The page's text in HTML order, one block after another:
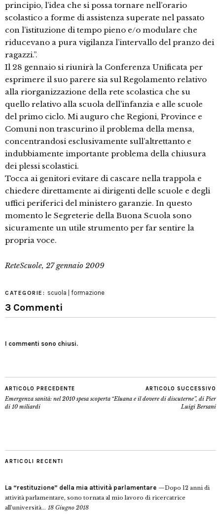
principio, l’idea che si possa tornare nell’orario
scolastico a forme di assistenza superate nel passato
con l’istituzione di tempo pieno e/o modulare che
riducevano a pura vigilanza l’intervallo del pranzo dei
ragazzi.”.
Il 28 gennaio si riunirà la Conferenza Unificata per
esprimere il suo parere sia sul Regolamento relativo
alla riorganizzazione della rete scolastica che su
quello relativo alla scuola dell’infanzia e alle scuole
del primo ciclo. Mi auguro che Regioni, Province e
Comuni non trascurino il problema della mensa,
concentrandosi esclusivamente sull’altrettanto e
indubbiamente importante problema della chiusura
dei plessi scolastici.
Tocca ai genitori evitare di cascare nella trappola e
chiedere direttamente ai dirigenti delle scuole e degli
uffici periferici del ministero garanzie. In questo
momento le Segreterie della Buona Scuola sono
sicuramente un utile strumento per far sentire la
propria voce.
ReteScuole, 27 gennaio 2009
CATEGORIE: scuola | formazione
3 Commenti
I commenti sono chiusi.
ARTICOLO PRECEDENTE
Emergenza sanità: nel 2010 spesa scoperta
di 10 miliardi
ARTICOLO SUCCESSIVO
“Eluana e il dovere di discuterne”, di Pier
Luigi Bersani
ARTICOLI RECENTI
La “restituzione” della mia attività parlamentare
Dopo 12 anni di
attività parlamentare, sono tornata al mio lavoro di ricercatrice
all’università... 18 Giugno 2018